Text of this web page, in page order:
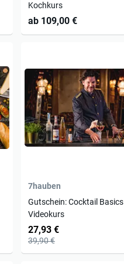
Kochkurs
ab 109,00 €
7hauben
Gutschein: Cocktail Basics
Videokurs
27,93 €
39,90 €